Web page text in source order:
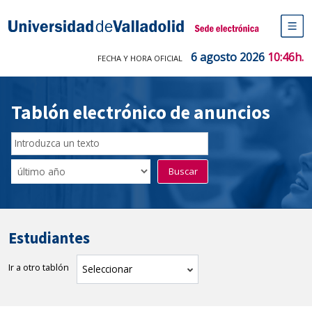
Sede electrónica Universidad de
de
FECHA Y HORA OFICIAL 6 agosto 2026 10:46h.
Tablón electrónico de anuncios
Buscador
del
Tablón
Filtro
de
Buscar
Estudiantes
Ir a otro tablón Seleccionar tablón